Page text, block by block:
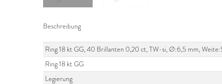
Beschreibung
Ring 18 kt GG, 40 Brillanten 0,20 ct, TW-si, Ø:6,5 mm,
Ring 18 kt GG
Legierung